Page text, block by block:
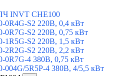
INVT CHE100
0R4G-S2 220В, 0,4 кВт
0R7G-S2 220В, 0,75 кВт
1R5G-S2 220В, 1,5 кВт
2R2G-S2 220В, 2,2 кВт
0R7G-4 380В, 0,75 кВт
004G/5R5P-4 380В, 4/5,5 кВт